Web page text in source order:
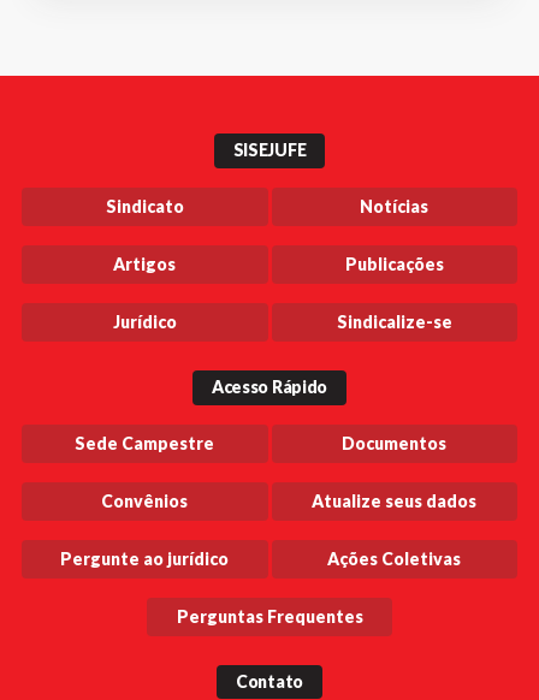
SISEJUFE
Sindicato Notícias
Artigos Publicações
Jurídico Sindicalize-se
Acesso Rápido
Sede Campestre Documentos
Convênios Atualize seus dados
Pergunte ao jurídico Ações Coletivas
Perguntas Frequentes
Contato